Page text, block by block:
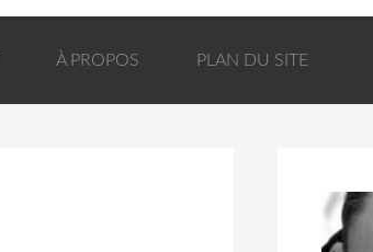
À PROPOS PLAN DU SITE